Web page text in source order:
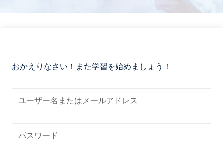
おかえりなさい！また学習を始めましょう！